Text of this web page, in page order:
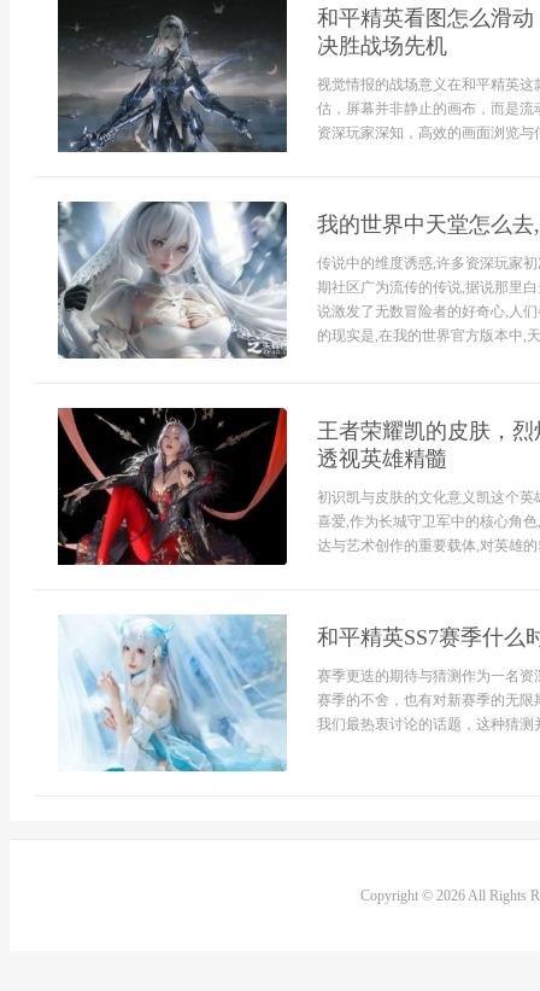
和平精英看图怎么滑
决胜战场先机
视觉情报的战场意义在和平精英
估，屏幕并非静止的画布，而是
资深玩家深知，高效的画面浏览
我的世界中天堂怎么
传说中的维度诱惑,许多资深玩家
期社区广为流传的传说,据说那里
说激发了无数冒险者的好奇心,人
的现实是,在我的世界官方版本中,
王者荣耀凯的皮肤，
透视英雄精髓
初识凯与皮肤的文化意义凯这个
喜爱,作为长城守卫军中的核心角
达与艺术创作的重要载体,对英雄
和平精英SS7赛季什么
赛季更迭的期待与猜测作为一名
赛季的不舍，也有对新赛季的无
我们最热衷讨论的话题，这种猜测
Copyright © 2026 All Rights